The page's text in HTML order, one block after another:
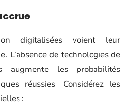
digitalisées voient leur
L’absence de technologies de
augmente les probabilités
réussies. Considérez les
: